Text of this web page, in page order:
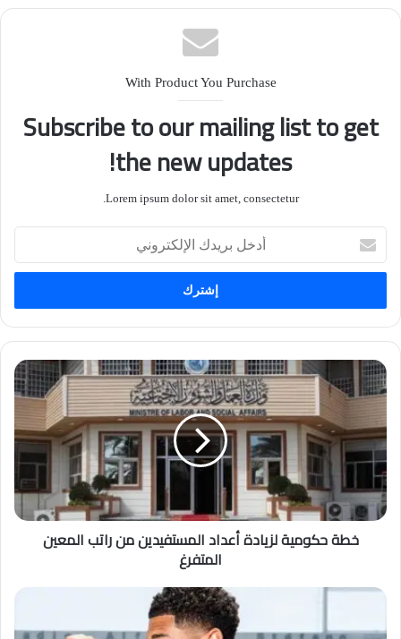
الذي يبلغ خزينه 25 بالمئة مقارنة بطاقته الاستيعابية
With Product You Purchase
Subscribe to our mailing list to get
the new updates!
Lorem ipsum dolor sit amet, consectetur.
بريدك
الإلكتروني
خطة حكومية لزيادة أعداد المستفيدين من راتب المعين
المتفرغ